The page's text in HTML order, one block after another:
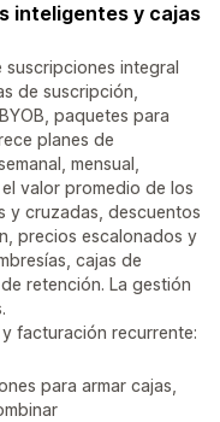
inteligentes y cajas
integral
de suscripción,
paquetes para
planes de
mensual,
valor promedio de los
y cruzadas, descuentos
precios escalonados y
cajas de
retención. La gestión
facturación recurrente:
para armar cajas,